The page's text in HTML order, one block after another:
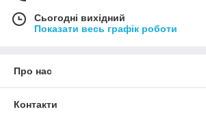
Сьогодні вихідний
Показати весь графік роботи
Про нас
Контакти